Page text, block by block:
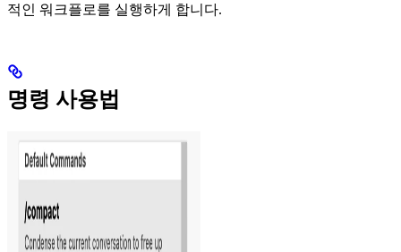
적인 워크플로를 실행하게 합니다.
명령 사용법